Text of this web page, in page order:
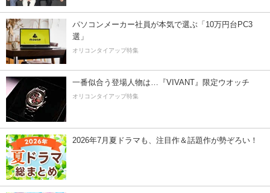
パソコンメーカー社員が本気で選ぶ「10万円台PC3
選」
オリコンタイアップ特集
一番似合う登場人物は…『VIVANT』限定ウオッチ
オリコンタイアップ特集
2026年7月夏ドラマも、注目作＆話題作が勢ぞろい！